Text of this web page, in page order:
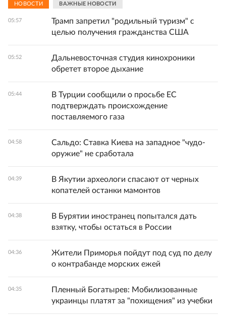
НОВОСТИ ВАЖНЫЕ НОВОСТИ
05:57
Трамп запретил "родильный туризм" с
целью получения гражданства США
05:52
Дальневосточная студия кинохроники
обретет второе дыхание
05:44
В Турции сообщили о просьбе ЕС
подтверждать происхождение
поставляемого газа
04:58
Сальдо: Ставка Киева на западное "чудо-
оружие" не сработала
04:39
В Якутии археологи спасают от черных
копателей останки мамонтов
04:38
В Бурятии иностранец попытался дать
взятку, чтобы остаться в России
04:36
Жители Приморья пойдут под суд по делу
о контрабанде морских ежей
04:35
Пленный Богатырев: Мобилизованные
украинцы платят за "похищения" из учебки